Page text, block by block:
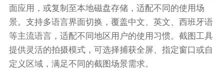
面应用，或复制至本地磁盘存储，适配不同的使用场
景。支持多语言界面切换，覆盖中文、英文、西班牙语
等主流语言，适配不同地区用户的使用习惯。截图工具
提供灵活的拍摄模式，可选择捕获全屏、指定窗口或自
定义区域，满足不同的截图场景需求。